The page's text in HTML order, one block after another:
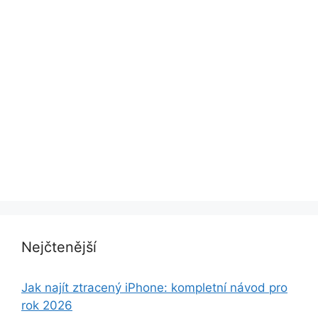
Nejčtenější
Jak najít ztracený iPhone: kompletní návod pro
rok 2026